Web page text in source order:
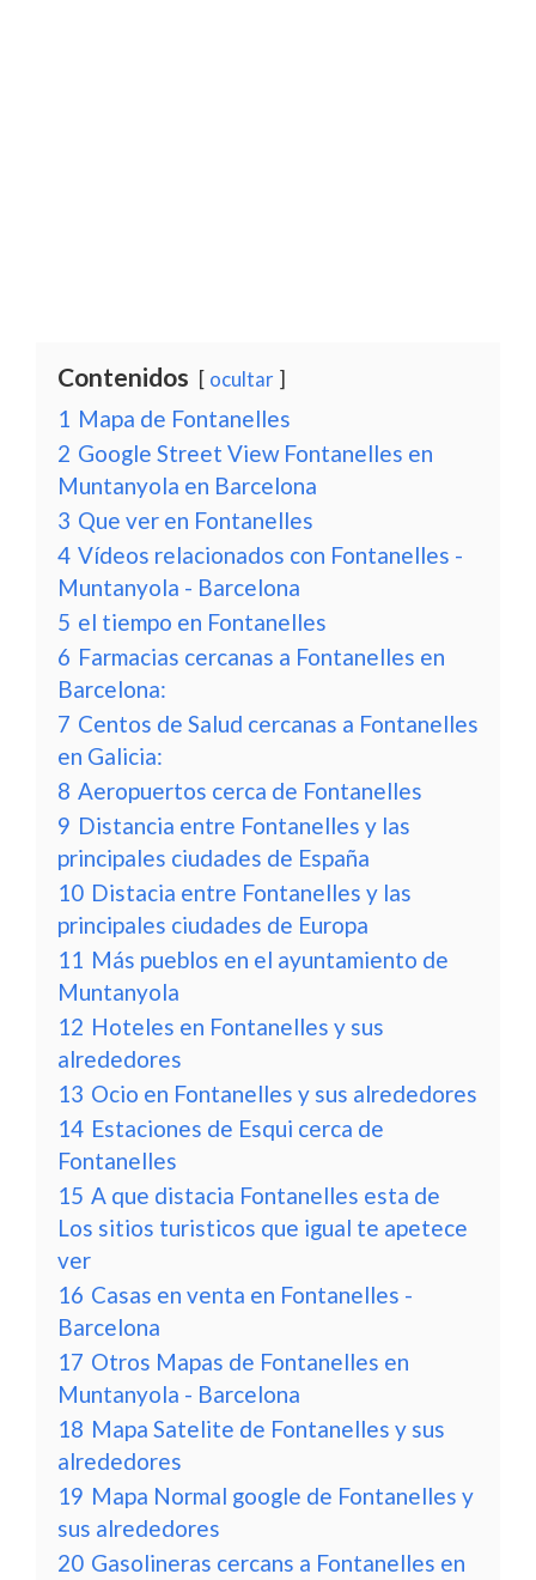
Contenidos ocultar
1 Mapa de Fontanelles
2 Google Street View Fontanelles en
Muntanyola en Barcelona
3 Que ver en Fontanelles
4 Vídeos relacionados con Fontanelles -
Muntanyola - Barcelona
5 el tiempo en Fontanelles
6 Farmacias cercanas a Fontanelles en
Barcelona:
7 Centos de Salud cercanas a Fontanelles
en Galicia:
8 Aeropuertos cerca de Fontanelles
9 Distancia entre Fontanelles y las
principales ciudades de España
10 Distacia entre Fontanelles y las
principales ciudades de Europa
11 Más pueblos en el ayuntamiento de
Muntanyola
12 Hoteles en Fontanelles y sus
alrededores
13 Ocio en Fontanelles y sus alrededores
14 Estaciones de Esqui cerca de
Fontanelles
15 A que distacia Fontanelles esta de
Los sitios turisticos que igual te apetece
ver
16 Casas en venta en Fontanelles -
Barcelona
17 Otros Mapas de Fontanelles en
Muntanyola - Barcelona
18 Mapa Satelite de Fontanelles y sus
alrededores
19 Mapa Normal google de Fontanelles y
sus alrededores
20 Gasolineras cercans a Fontanelles en